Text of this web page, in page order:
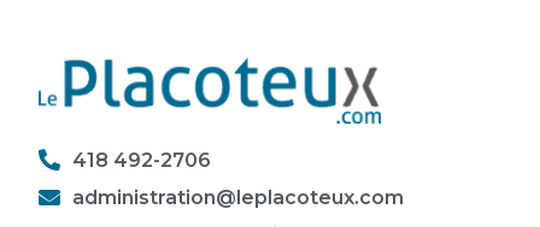
418 492-2706
administration@leplacoteux.com